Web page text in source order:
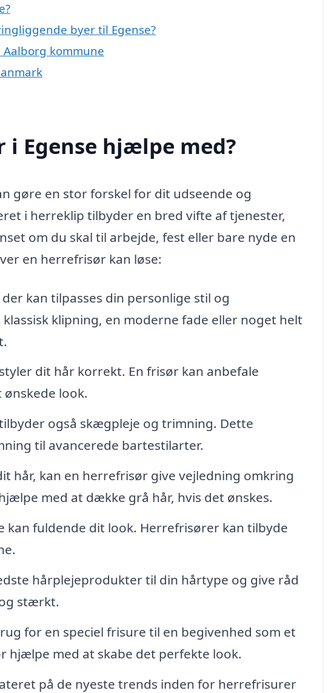
byer til Egense?
kommune
Egense hjælpe med?
gøre en stor forskel for dit udseende og
i herreklip tilbyder en bred vifte af tjenester,
om du skal til arbejde, fest eller bare nyde en
en herrefrisør kan løse:
kan tilpasses din personlige stil og
klipning, en moderne fade eller noget helt
dit hår korrekt. En frisør kan anbefale
look.
også skægpleje og trimning. Dette
til avancerede bartestilarter.
hår, kan en herrefrisør give vejledning omkring
med at dække grå hår, hvis det ønskes.
kan fuldende dit look. Herrefrisører kan tilbyde
hårplejeprodukter til din hårtype og give råd
stærkt.
for en speciel frisure til en begivenhed som et
hjælpe med at skabe det perfekte look.
på de nyeste trends inden for herrefrisurer